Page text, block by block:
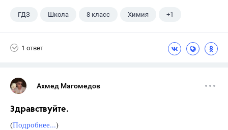
ГДЗ Школа 8 класс Химия +1
1 ответ
Ахмед Магомедов
Здравствуйте.
(Подробнее...)